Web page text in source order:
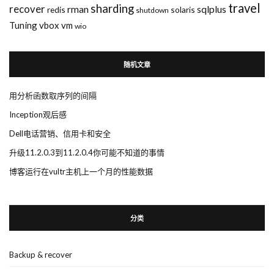
recover redis rman sharding shutdown solaris sqlplus travel
Tuningvbox vm wio
随机文章
用分析函数取序列的间隔
Inception观后感
Dell电话营销、信用卡和安全
升级11.2.0.3到11.2.0.4你可能不知道的事情
博客运行在vultr主机上一个月的性能数据
分类
Backup & recover